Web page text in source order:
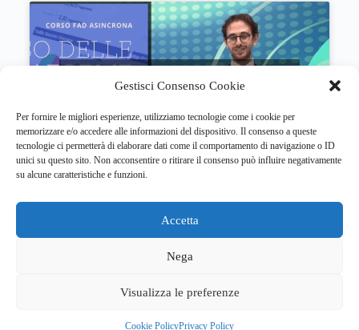
Gestisci Consenso Cookie
Per fornire le migliori esperienze, utilizziamo tecnologie come i cookie per
memorizzare e/o accedere alle informazioni del dispositivo. Il consenso a queste
tecnologie ci permetterà di elaborare dati come il comportamento di navigazione o ID
unici su questo sito. Non acconsentire o ritirare il consenso può influire negativamente
su alcune caratteristiche e funzioni.
Accetta
Nega
Visualizza le preferenze
Cookie PolicyPrivacy Policy
Copyright © 2026 Clouds&Training Srl
Sede operativa: Via Paisiello 110, Cinisello Balsamo (MI) -
Partita Iva e Codice Fiscale: 09909410962